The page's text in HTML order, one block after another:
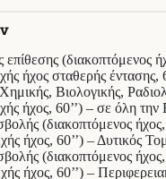
(διακοπτόμενος
ήχος σταθερής έντασης,
Βιολογικής,
ήχος, 60’’) – σε όλη την
(διακοπτόμενος ήχος,
ήχος, 60’’) – Δυτικός
(διακοπτόμενος ήχος,
ήχος, 60’’) –